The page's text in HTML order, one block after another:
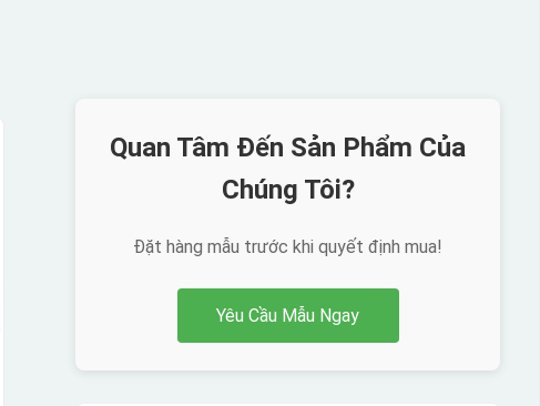
Quan Tâm Đến Sản Phẩm Của
Chúng Tôi?
Đặt hàng mẫu trước khi quyết định mua!
Yêu Cầu Mẫu Ngay